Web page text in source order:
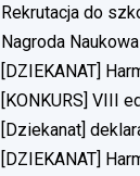
Rekrutacja do
Nagroda
[DZIEKANAT]
[KONKURS] VIII
[Dziekanat]
[DZIEKANAT]